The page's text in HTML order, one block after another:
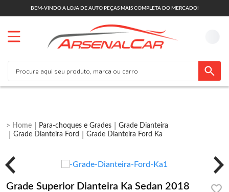
BEM-VINDO A LOJA DE AUTO PEÇAS MAIS COMPLETA DO MERCADO!
Para-choques e Grades
Grade Dianteira
Grade Dianteira Ford
Grade Dianteira Ford Ka
Grade Superior Dianteira Ka Sedan 2018